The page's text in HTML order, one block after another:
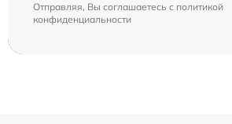
Отправляя, Вы соглашаетесь с политикой
конфиденциальности